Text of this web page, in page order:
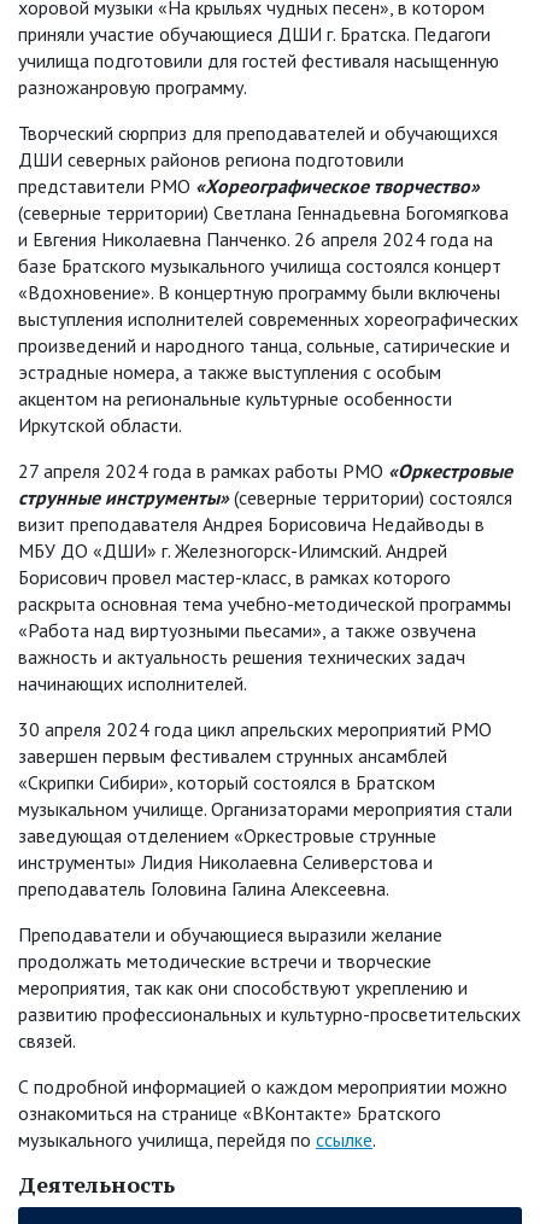
Деятельность
хоровой музыки «На крыльях чудных песен», в котором
приняли участие обучающиеся ДШИ г. Братска. Педагоги
училища подготовили для гостей фестиваля насыщенную
разножанровую программу.
Творческий сюрприз для преподавателей и обучающихся
ДШИ северных районов региона подготовили
представители РМО «Хореографическое творчество»
(северные территории) Светлана Геннадьевна Богомягкова
и Евгения Николаевна Панченко. 26 апреля 2024 года на
базе Братского музыкального училища состоялся концерт
«Вдохновение». В концертную программу были включены
выступления исполнителей современных хореографических
произведений и народного танца, сольные, сатирические и
эстрадные номера, а также выступления с особым
акцентом на региональные культурные особенности
Иркутской области.
27 апреля 2024 года в рамках работы РМО «Оркестровые
струнные инструменты»(северные территории) состоялся
визит преподавателя Андрея Борисовича Недайводы в
МБУ ДО «ДШИ» г. Железногорск-Илимский. Андрей
Борисович провел мастер-класс, в рамках которого
раскрыта основная тема учебно-методической программы
«Работа над виртуозными пьесами», а также озвучена
важность и актуальность решения технических задач
начинающих исполнителей.
30 апреля 2024 года цикл апрельских мероприятий РМО
завершен первым фестивалем струнных ансамблей
«Скрипки Сибири», который состоялся в Братском
музыкальном училище. Организаторами мероприятия стали
заведующая отделением «Оркестровые струнные
инструменты» Лидия Николаевна Селиверстова и
преподаватель Головина Галина Алексеевна.
Преподаватели и обучающиеся выразили желание
продолжать методические встречи и творческие
мероприятия, так как они способствуют укреплению и
развитию профессиональных и культурно-просветительских
связей.
С подробной информацией о каждом мероприятии можно
ознакомиться на странице «ВКонтакте» Братского
музыкального училища, перейдя по ссылке.